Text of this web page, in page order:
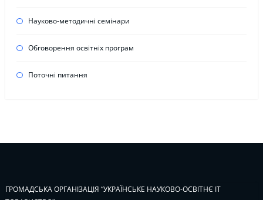
Науково-методичні семінари
Обговорення освітніх програм
Поточні питання
ГРОМАДСЬКА ОРГАНІЗАЦІЯ “УКРАЇНСЬКЕ НАУКОВО-ОСВІТНЄ ІТ